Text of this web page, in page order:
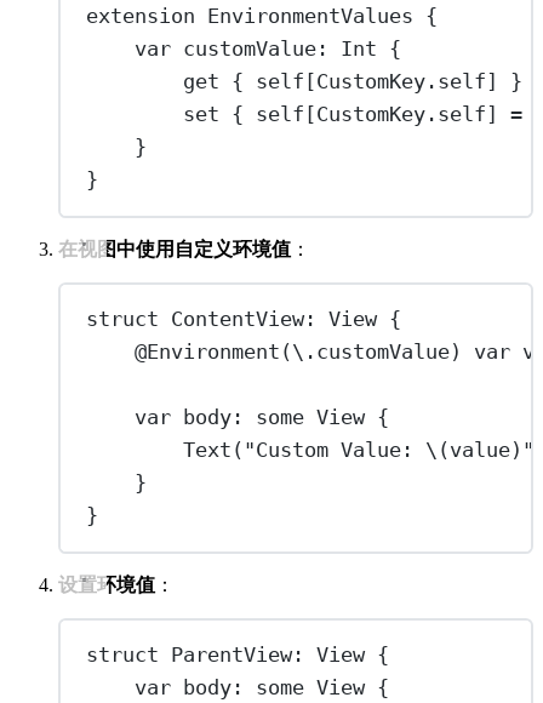
extension EnvironmentValues {
var customValue: Int {
get { self [CustomKey. self] }
set { self [CustomKey. self] =
}
}
在视图中使用自定义环境值 ：
struct ContentView: View {
@Environment (\.customValue) var
var body: some View {
Text ( "Custom Value: \(value) "
}
}
设置环境值 ：
struct ParentView: View {
var body: some View {